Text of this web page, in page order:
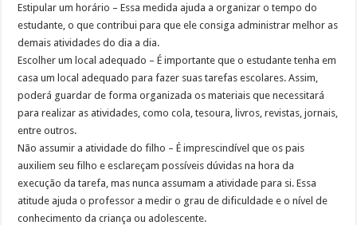
Estipular um horário – Essa medida ajuda a organizar o tempo do
estudante, o que contribui para que ele consiga administrar melhor as
demais atividades do dia a dia.
Escolher um local adequado – É importante que o estudante tenha em
casa um local adequado para fazer suas tarefas escolares. Assim,
poderá guardar de forma organizada os materiais que necessitará
para realizar as atividades, como cola, tesoura, livros, revistas, jornais,
entre outros.
Não assumir a atividade do filho – É imprescindível que os pais
auxiliem seu filho e esclareçam possíveis dúvidas na hora da
execução da tarefa, mas nunca assumam a atividade para si. Essa
atitude ajuda o professor a medir o grau de dificuldade e o nível de
conhecimento da criança ou adolescente.